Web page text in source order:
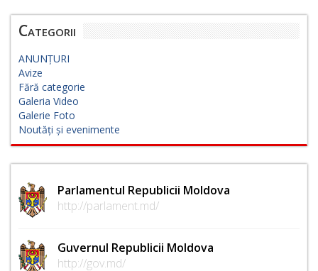
Categorii
ANUNȚURI
Avize
Fără categorie
Galeria Video
Galerie Foto
Noutăți și evenimente
Parlamentul Republicii Moldova
http://parlament.md/
Guvernul Republicii Moldova
http://gov.md/